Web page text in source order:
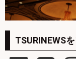
TSURINEWS